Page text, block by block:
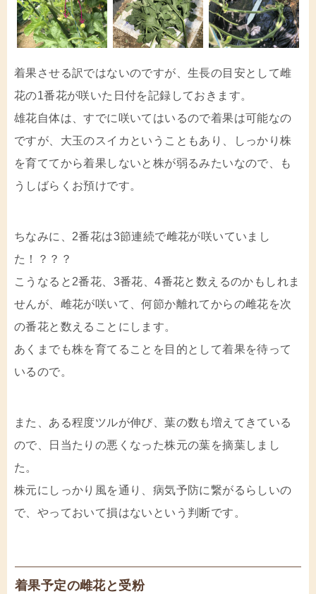
着果させる訳ではないのですが、生長の目安として雌
花の1番花が咲いた日付を記録しておきます。
雄花自体は、すでに咲いてはいるので着果は可能なの
ですが、大玉のスイカということもあり、しっかり株
を育ててから着果しないと株が弱るみたいなので、も
うしばらくお預けです。
ちなみに、2番花は3節連続で雌花が咲いていまし
た！？？？
こうなると2番花、3番花、4番花と数えるのかもしれま
せんが、雌花が咲いて、何節か離れてからの雌花を次
の番花と数えることにします。
あくまでも株を育てることを目的として着果を待って
いるので。
また、ある程度ツルが伸び、葉の数も増えてきている
ので、日当たりの悪くなった株元の葉を摘葉しまし
た。
株元にしっかり風を通り、病気予防に繋がるらしいの
で、やっておいて損はないという判断です。
着果予定の雌花と受粉